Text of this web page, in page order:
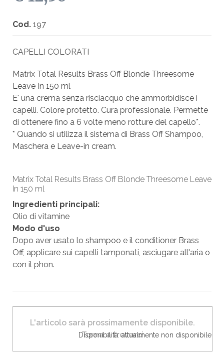
Cod. 197
CAPELLI COLORATI
Matrix Total Results Brass Off Blonde Threesome
Leave In 150 ml
E' una crema senza risciacquo che ammorbidisce i
capelli. Colore protetto. Cura professionale. Permette
di ottenere fino a 6 volte meno rotture del capello*.
* Quando si utilizza il sistema di Brass Off Shampoo,
Maschera e Leave-in cream.
Matrix Total Results Brass Off Blonde Threesome Leave
In 150 ml
Ingredienti principali:
Olio di vitamine
Modo d'uso
Dopo aver usato lo shampoo e il conditioner Brass
Off, applicare sui capelli tamponati, asciugare all'aria o
con il phon.
L'articolo sarà prossimamente disponibile.
Torna a trovarci
Disponibilità: attualmente non disponibile